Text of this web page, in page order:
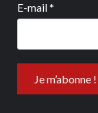
E-mail*